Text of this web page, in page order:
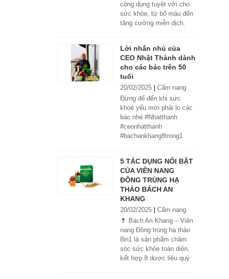
công dụng tuyệt vời cho
sức khỏe, từ bổ máu đến
tăng cường miễn dịch.
Lời nhắn nhủ của
CEO Nhật Thành dành
cho các bác trên 50
tuổi
20/02/2025
Cẩm nang
Đừng để đến khi sức
khoẻ yếu mới phải lo các
bác nhé #Nhatthanh
#ceonhatthanh
#bachankhang8trong1
#khoetubentrong
#nhatthanhbak
5 TÁC DỤNG NỔI BẬT
CỦA VIÊN NANG
ĐÔNG TRÙNG HẠ
THẢO BÁCH AN
KHANG
20/02/2025
Cẩm nang
💊 Bách An Khang – Viên
nang Đông trùng hạ thảo
8in1 là sản phẩm chăm
sóc sức khỏe toàn diện,
kết hợp 8 dược liệu quý